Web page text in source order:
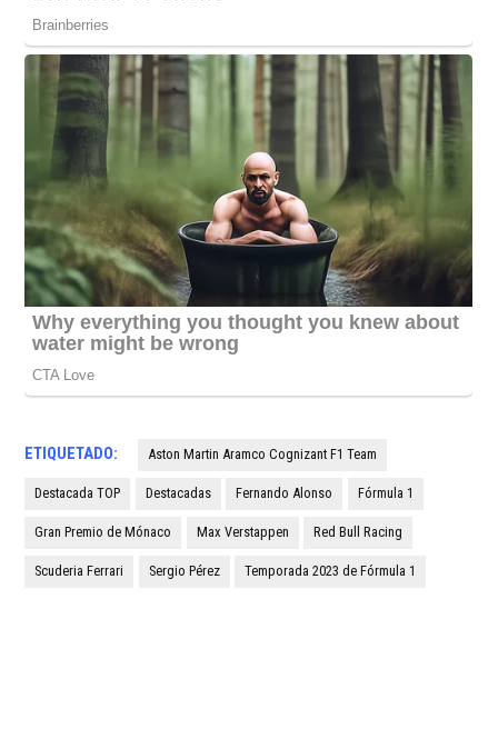
ETIQUETADO: Aston Martin Aramco Cognizant F1 Team
Destacada TOP Destacadas Fernando Alonso Fórmula 1
Gran Premio de Mónaco Max Verstappen Red Bull Racing
Scuderia Ferrari Sergio Pérez Temporada 2023 de Fórmula 1